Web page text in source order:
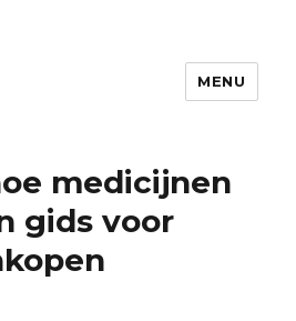
MENU
medicijnen
gids voor